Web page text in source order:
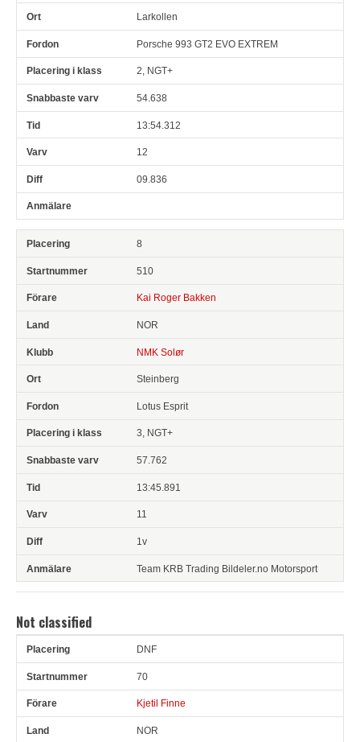
Larkollen
Porsche 993 GT2 EVO EXTREM
2, NGT+
54.638
13:54.312
12
09.836
8
510
Kai Roger Bakken
NOR
NMK Solør
Steinberg
Lotus Esprit
3, NGT+
57.762
13:45.891
11
1v
Team KRB Trading Bildeler.no Motorsport
Not classified
Pl Snr Land
DNF
70
Kjetil Finne
NOR